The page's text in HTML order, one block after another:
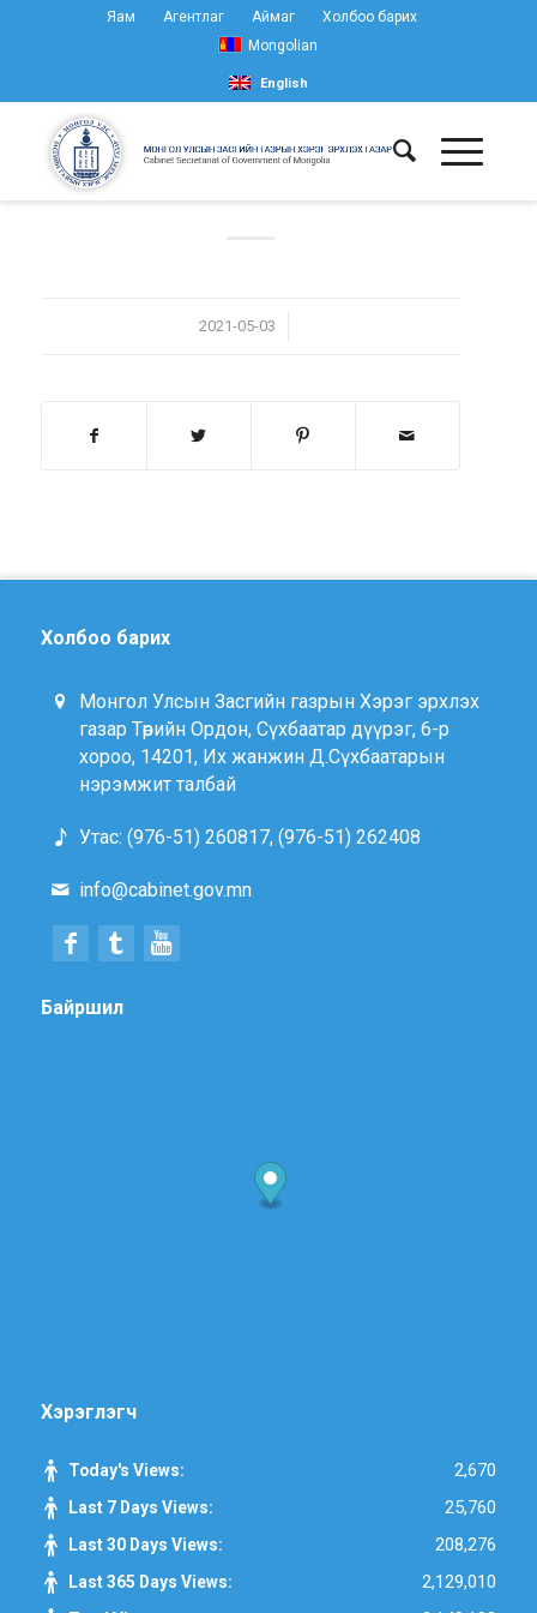
Яам Агентлаг Аймаг
Холбоо барих
Mongolian
English
2021-05-03
/
Холбоо барих
Монгол Улсын Засгийн газрын Хэрэг эрхлэх
газар Төрийн Ордон, Сүхбаатар дүүрэг, 6-р
хороо, 14201, Их жанжин Д.Сүхбаатарын
нэрэмжит талбай
Утас: (976-51) 260817, (976-51) 262408
info@cabinet.gov.mn
Байршил
Хэрэглэгч
Today's Views: 2,670
Last 7 Days Views: 25,760
Last 30 Days Views: 208,276
Last 365 Days Views: 2,129,010